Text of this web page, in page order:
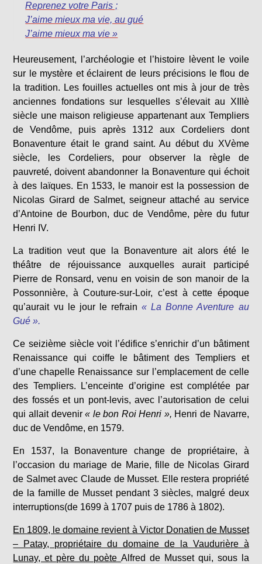
Reprenez votre Paris ;
J’aime mieux ma vie, au gué
J’aime mieux ma vie »
Heureusement, l’archéologie et l’histoire lèvent le voile
sur le mystère et éclairent de leurs précisions le flou de
la tradition. Les fouilles actuelles ont mis à jour de très
anciennes fondations sur lesquelles s’élevait au XIIIè
siècle une maison religieuse appartenant aux Templiers
de Vendôme, puis après 1312 aux Cordeliers dont
Bonaventure était le grand saint. Au début du XVème
siècle, les Cordeliers, pour observer la règle de
pauvreté, doivent abandonner la Bonaventure qui échoit
à des laïques. En 1533, le manoir est la possession de
Nicolas Girard de Salmet, seigneur attaché au service
d’Antoine de Bourbon, duc de Vendôme, père du futur
Henri IV.
La tradition veut que la Bonaventure ait alors été le
théâtre de réjouissance auxquelles aurait participé
Pierre de Ronsard, venu en voisin de son manoir de la
Possonnière, à Couture-sur-Loir, c’est à cette époque
qu’aurait vu le jour le refrain « La Bonne Aventure au
Gué ».
Ce seizième siècle voit l’édifice s’enrichir d’un bâtiment
Renaissance qui coiffe le bâtiment des Templiers et
d’une chapelle Renaissance sur l’emplacement de celle
des Templiers. L’enceinte d’origine est complétée par
des fossés et un pont-levis, avec l’autorisation de celui
qui allait devenir« le bon Roi Henri », Henri de Navarre,
duc de Vendôme, en 1579.
En 1537, la Bonaventure change de propriétaire, à
l’occasion du mariage de Marie, fille de Nicolas Girard
de Salmet avec Claude de Musset. Elle restera propriété
de la famille de Musset pendant 3 siècles, malgré deux
interruptions(de 1699 à 1707 puis de 1786 à 1802).
En 1809, le domaine revient à Victor Donatien de Musset
– Patay, propriétaire du domaine de la Vaudurière à
Lunay, et père du poète Alfred de Musset qui, sous la